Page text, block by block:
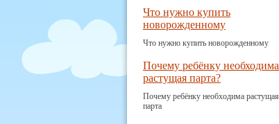
Что нужно купить
новорожденному
Что нужно купить новорожденному
Почему ребёнку необходима
растущая парта?
Почему ребёнку необходима растущая
парта